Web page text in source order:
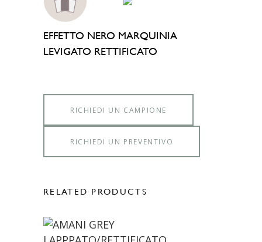
EFFETTO NERO MARQUINIA
LEVIGATO RETTIFICATO
RICHIEDI UN CAMPIONE
RICHIEDI UN PREVENTIVO
RELATED PRODUCTS